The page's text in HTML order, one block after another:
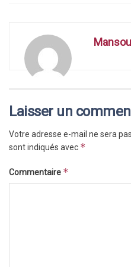
Laisser un
Votre adresse e-mail ne sera
sont indiqués avec *
Commentaire *